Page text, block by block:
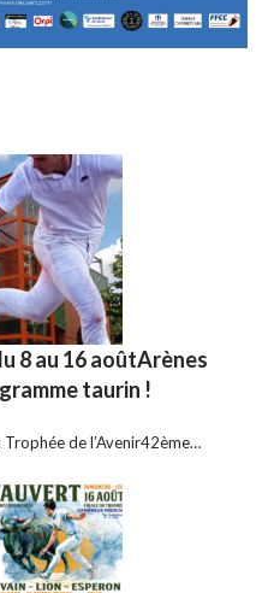
8 au 16 aoûtArènes
taurin !
de l’Avenir42ème…